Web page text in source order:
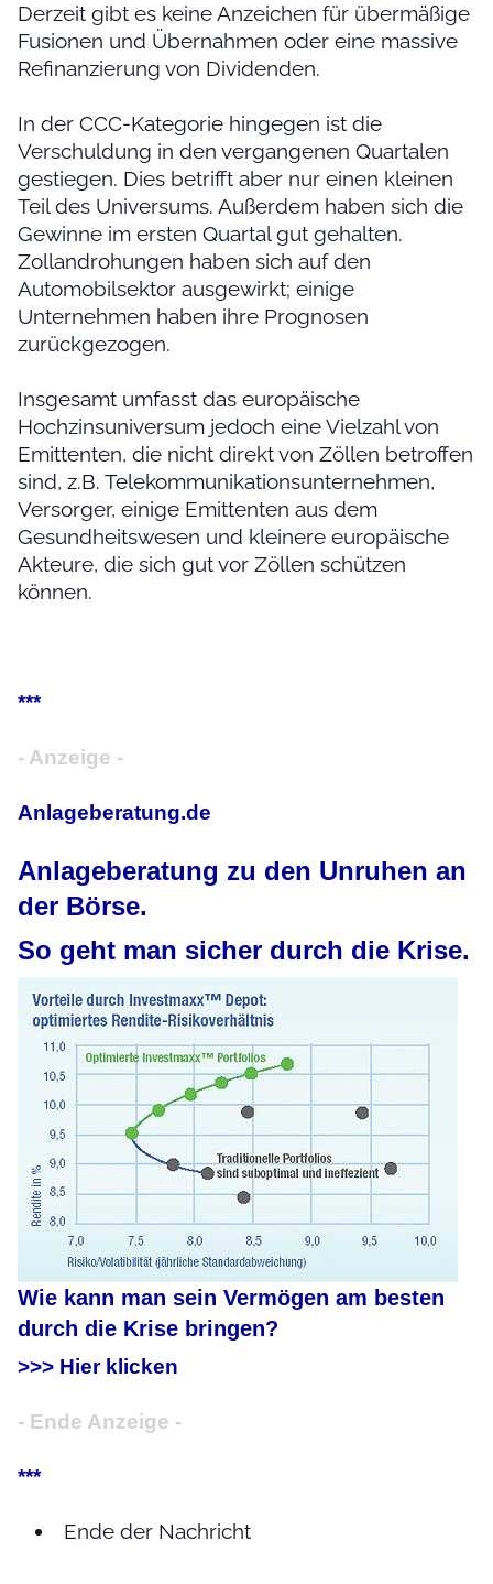
Derzeit gibt es keine Anzeichen für übermäßige
Fusionen und Übernahmen oder eine massive
Refinanzierung von Dividenden.
In der CCC-Kategorie hingegen ist die
Verschuldung in den vergangenen Quartalen
gestiegen. Dies betrifft aber nur einen kleinen
Teil des Universums. Außerdem haben sich die
Gewinne im ersten Quartal gut gehalten.
Zollandrohungen haben sich auf den
Automobilsektor ausgewirkt; einige
Unternehmen haben ihre Prognosen
zurückgezogen.
Insgesamt umfasst das europäische
Hochzinsuniversum jedoch eine Vielzahl von
Emittenten, die nicht direkt von Zöllen betroffen
sind, z.B. Telekommunikationsunternehmen,
Versorger, einige Emittenten aus dem
Gesundheitswesen und kleinere europäische
Akteure, die sich gut vor Zöllen schützen
können.
***
- Anzeige -
Anlageberatung.de
Anlageberatung zu den Unruhen an
der Börse.
So geht man sicher durch die Krise.
Wie kann man sein Vermögen am besten
durch die Krise bringen?
>>> Hier klicken
- Ende Anzeige -
***
Ende der Nachricht